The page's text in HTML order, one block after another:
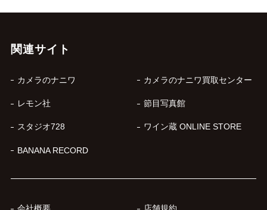
関連サイト
カメラのナニワ カメラのナニワ買取センター
レモン社 節目写真館
スタジオ728 ワイン蔵 ONLINE STORE
BANANA RECORD